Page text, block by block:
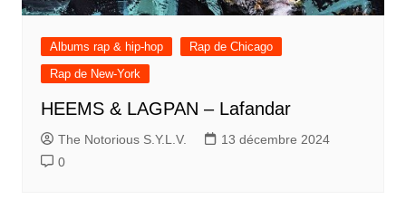
Albums rap & hip-hop
Rap de Chicago
Rap de New-York
HEEMS & LAGPAN – Lafandar
The Notorious S.Y.L.V.
13 décembre 2024
0